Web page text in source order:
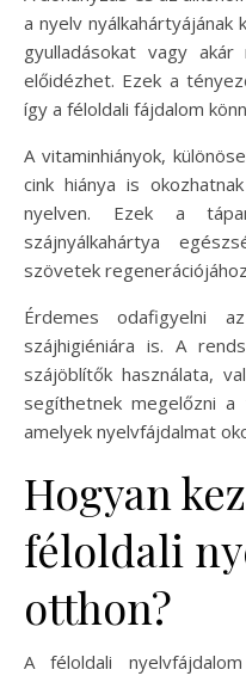
a nyelv nyálkahártyájának
gyulladásokat vagy
előidézhet. Ezek a
így a féloldali fájdalom
A vitaminhiányok,
cink hiánya is
nyelven. Ezek a
szájnyálkahártya
szövetek
Érdemes odafigyelni
szájhigiéniára is. A
szájöblítők használata,
segíthetnek megelőzni
amelyek nyelvfájdalmat
Hogyan
féloldali
otthon?
A féloldali